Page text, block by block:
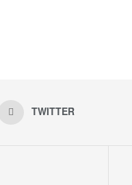
TWITTER